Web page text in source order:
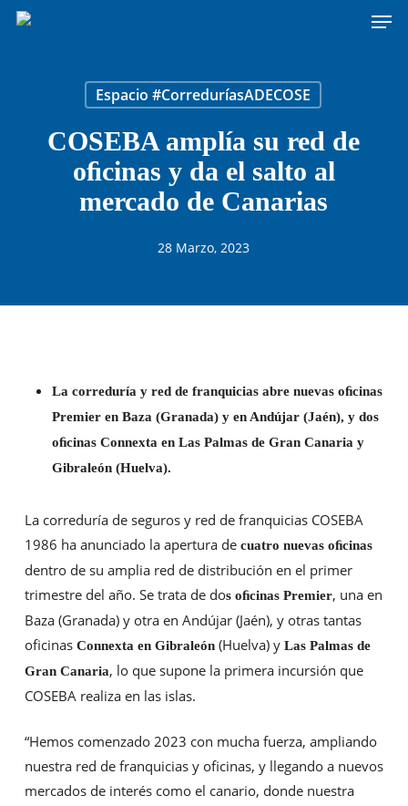
Skip
Espacio #CorreduríasADECOSE
COSEBA amplía su red de
oﬁcinas y da el salto al
mercado de Canarias
28 Marzo, 2023
La correduría y red de franquicias abre nuevas oﬁcinas
Premier en Baza (Granada) y en Andújar (Jaén), y dos
oﬁcinas Connexta en Las Palmas de Gran Canaria y
Gibraleón (Huelva).
La correduría de seguros y red de franquicias COSEBA
1986 ha anunciado la apertura de cuatro nuevas oﬁcinas
dentro de su amplia red de distribución en el primer
trimestre del año. Se trata de dos oﬁcinas Premier, una en
Baza (Granada) y otra en Andújar (Jaén), y otras tantas
oﬁcinas Connexta en Gibraleón(Huelva) y Las Palmas de
Gran Canaria, lo que supone la primera incursión que
COSEBA realiza en las islas.
“Hemos comenzado 2023 con mucha fuerza, ampliando
nuestra red de franquicias y oﬁcinas, y llegando a nuevos
mercados de interés como el canario, donde nuestra